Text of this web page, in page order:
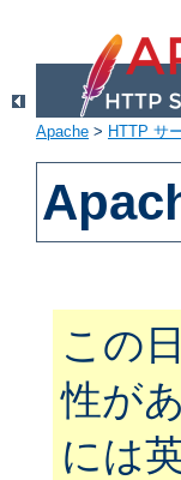
Apache > HTTP サ
この
性が
には